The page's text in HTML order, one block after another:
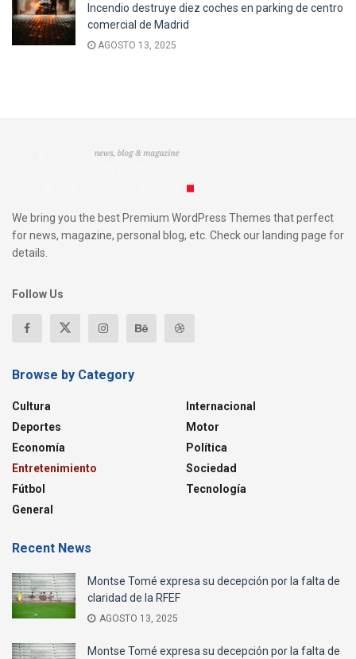
Incendio destruye diez coches en parking de centro
comercial de Madrid
AGOSTO 13, 2025
We bring you the best Premium WordPress Themes that perfect
for news, magazine, personal blog, etc. Check our landing page for
details.
Follow Us
Browse by Category
Cultura
Deportes
Economía
Entretenimiento
Fútbol
General
Internacional
Motor
Política
Sociedad
Tecnología
Recent News
Montse Tomé expresa su decepción por la falta de
claridad de la RFEF
AGOSTO 13, 2025
Montse Tomé expresa su decepción por la falta de